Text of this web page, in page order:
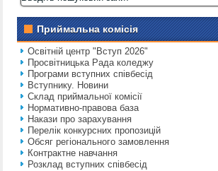
Приймальна комісія
Освітній центр "Вступ 2026"
Просвітницька Рада коледжу
Програми вступних співбесід
Вступнику. Новини
Склад приймальної комісії
Нормативно-правова база
Накази про зарахування
Перелік конкурсних пропозицій
Обсяг регіонального замовлення
Контрактне навчання
Розклад вступних співбесід